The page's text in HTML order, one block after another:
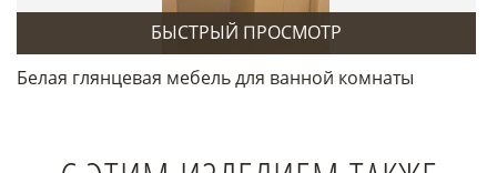
БЫСТРЫЙ ПРОСМОТР
Белая глянцевая мебель для ванной комнаты